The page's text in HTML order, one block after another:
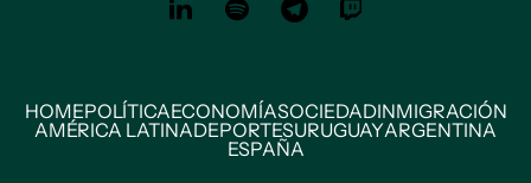
HOMEPOLÍTICAECONOMÍASOCIEDADINMIGRACIÓN
AMÉRICA LATINADEPORTESURUGUAYARGENTINA
ESPAÑA